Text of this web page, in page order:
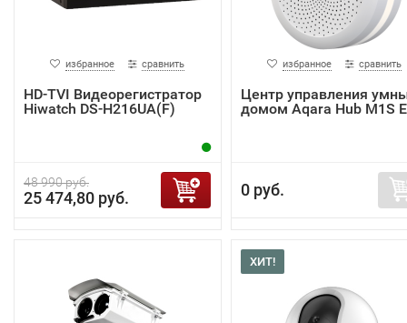
избранное сравнить
HD-TVI Видеорегистратор
Hiwatch DS-H216UA(F)
48 990 руб.
25 474,80 руб.
избранное сравнить
Центр управления
домом Aqara Hub M1S
0 руб.
ХИТ!